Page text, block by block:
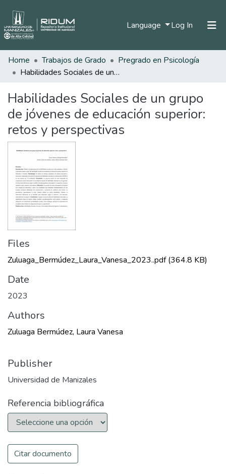
Language Log In (current)
Home
All of DSpace
Statistics
Home Trabajos de Grado
Pregrado en Psicología
Habilidades Sociales de un grupo de jóvenes de educación superior: retos y perspectivas
Habilidades Sociales de un grupo
de jóvenes de educación superior:
retos y perspectivas
Files
Zuluaga_Bermúdez_Laura_Vanesa_2023..pdf(364.8 KB)
Date
2023
Authors
Zuluaga Bermúdez, Laura Vanesa
Publisher
Universidad de Manizales
Referencia bibliográfica
Citar documento